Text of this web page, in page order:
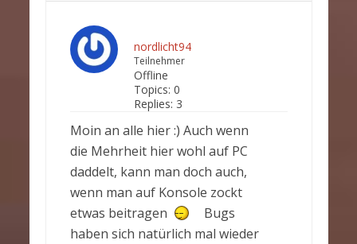
nordlicht94
Teilnehmer
Offline
Topics: 0
Replies: 3
Moin an alle hier :) Auch wenn
die Mehrheit hier wohl auf PC
daddelt, kann man doch auch,
wenn man auf Konsole zockt
etwas beitragen
Bugs
haben sich natürlich mal wieder